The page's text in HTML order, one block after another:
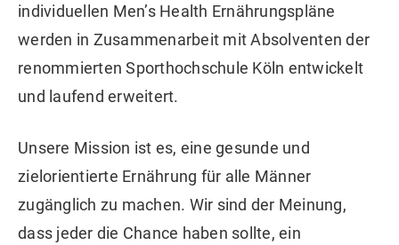
individuellen Men’s Health Ernährungspläne
werden in Zusammenarbeit mit Absolventen der
renommierten Sporthochschule Köln entwickelt
und laufend erweitert.
Unsere Mission ist es, eine gesunde und
zielorientierte Ernährung für alle Männer
zugänglich zu machen. Wir sind der Meinung,
dass jeder die Chance haben sollte, ein